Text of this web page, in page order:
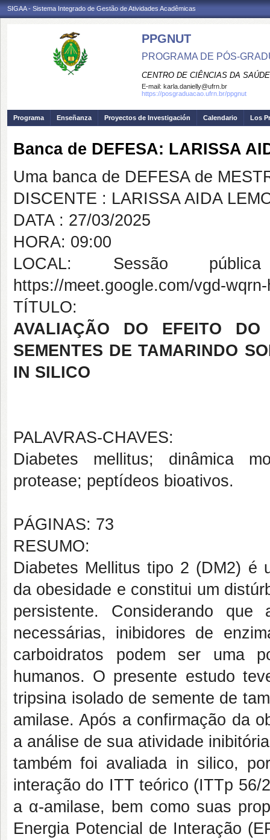
SIGAA - Sistema Integrado de Gestão de Atividades Acadêmicas
PPGNUT
PROGRAMA DE PÓS-
CENTRO DE CIÊNCIAS DA SAÚDE
E-mail: karla.danielly@ufrn.br
https://posgraduacao.ufrn.br/ppgnut
Programa Enseñanza Proyectos de Investigación Calendario Los
Banca de DEFESA: LARISSA
Uma banca de DEFESA de
DISCENTE : LARISSA AIDA
DATA : 27/03/2025
HORA: 09:00
LOCAL: Sessão
https://meet.google.com/vgd-
TÍTULO:
AVALIAÇÃO DO EFEITO
SEMENTES DE TAMARINDO
IN SILICO
PALAVRAS-CHAVES:
Diabetes mellitus; dinâmica
protease; peptídeos bioativos.
PÁGINAS: 73
RESUMO:
Diabetes Mellitus tipo 2 (DM2) é
da obesidade e constitui um
persistente. Considerando
necessárias, inibidores de
carboidratos podem ser uma
humanos. O presente estudo
tripsina isolado de semente de
amilase. Após a confirmação da
a análise de sua atividade
também foi avaliada in silico,
interação do ITT teórico (ITTp
a α-amilase, bem como suas
Energia Potencial de Interação